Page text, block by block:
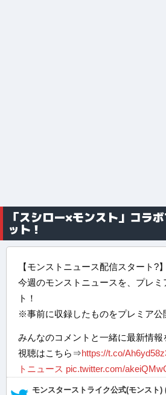
「スシロー×モンスト」コラ
ット！
【モンストニュース配信スタート?】
今週のモンストニュースを、プレ
ト！
※事前に収録したものをプレミア公
みんなのコメントと一緒に最新情報
視聴はこちら⇒https://t.co/
トニュース pic.twitter.com/
— モンスターストライク公式(モンス